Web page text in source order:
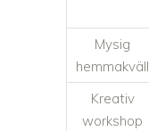
Mysig
hemmakväll
Kreativ
workshop